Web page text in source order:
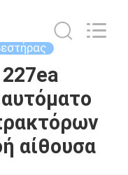
αίθουσα